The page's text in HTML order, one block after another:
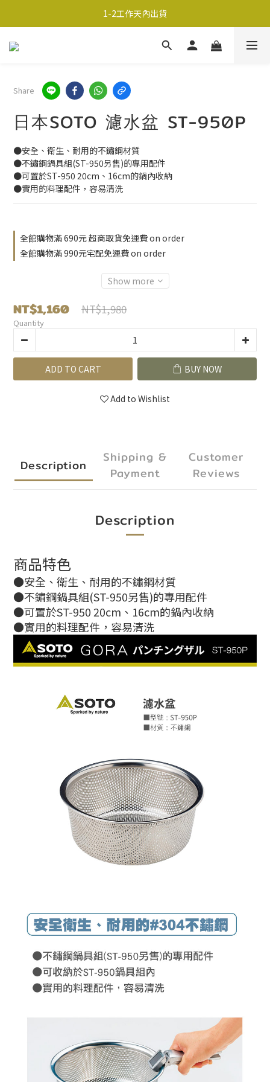
超商取貨690免運；宅配990免運
1-2工作天內出貨
超商取貨690免運；宅配990免運
Share
日本SOTO 濾水盆 ST-950P
●安全、衛生、耐用的不鏽鋼材質
●不鏽鋼鍋具組(ST-950另售)的專用配件
●可置於ST-950 20cm、16cm的鍋內收納
●實用的料理配件，容易清洗
全館購物滿 690元 超商取貨免運費 on order
全館購物滿 990元宅配免運費 on order
Show more
NT$1,160 NT$1,980
Quantity
ADD TO CART BUY NOW
Add to Wishlist
Description
Shipping &
Payment
Customer
Reviews
Description
商品特色
●安全、衛生、耐用的不鏽鋼材質
●不鏽鋼鍋具組(ST-950另售)的專用配件
●可置於ST-950 20cm、16cm的鍋內收納
●實用的料理配件，容易清洗